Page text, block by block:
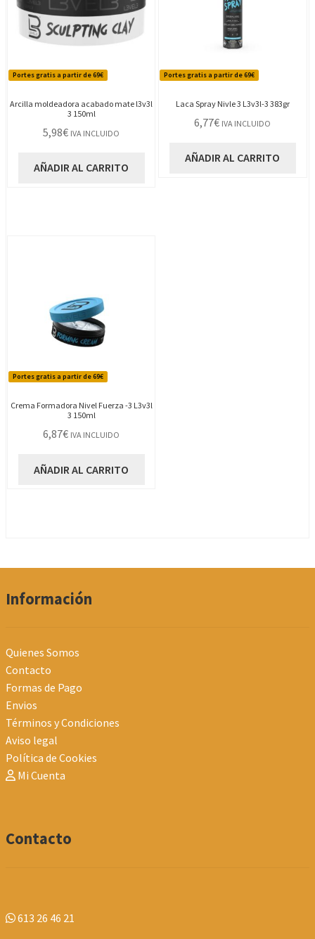
Portes gratis a partir de 69€
Arcilla moldeadora acabado mate l3v3l
3 150ml
5,98€ IVA INCLUIDO
AÑADIR AL CARRITO
Portes gratis a partir de 69€
Laca Spray Nivle 3 L3v3l-3 383gr
6,77€ IVA INCLUIDO
AÑADIR AL CARRITO
Portes gratis a partir de 69€
Crema Formadora Nivel Fuerza -3 L3v3l
3 150ml
6,87€ IVA INCLUIDO
AÑADIR AL CARRITO
Información
Quienes Somos
Contacto
Formas de Pago
Envios
Términos y Condiciones
Aviso legal
Política de Cookies
Mi Cuenta
Contacto
613 26 46 21